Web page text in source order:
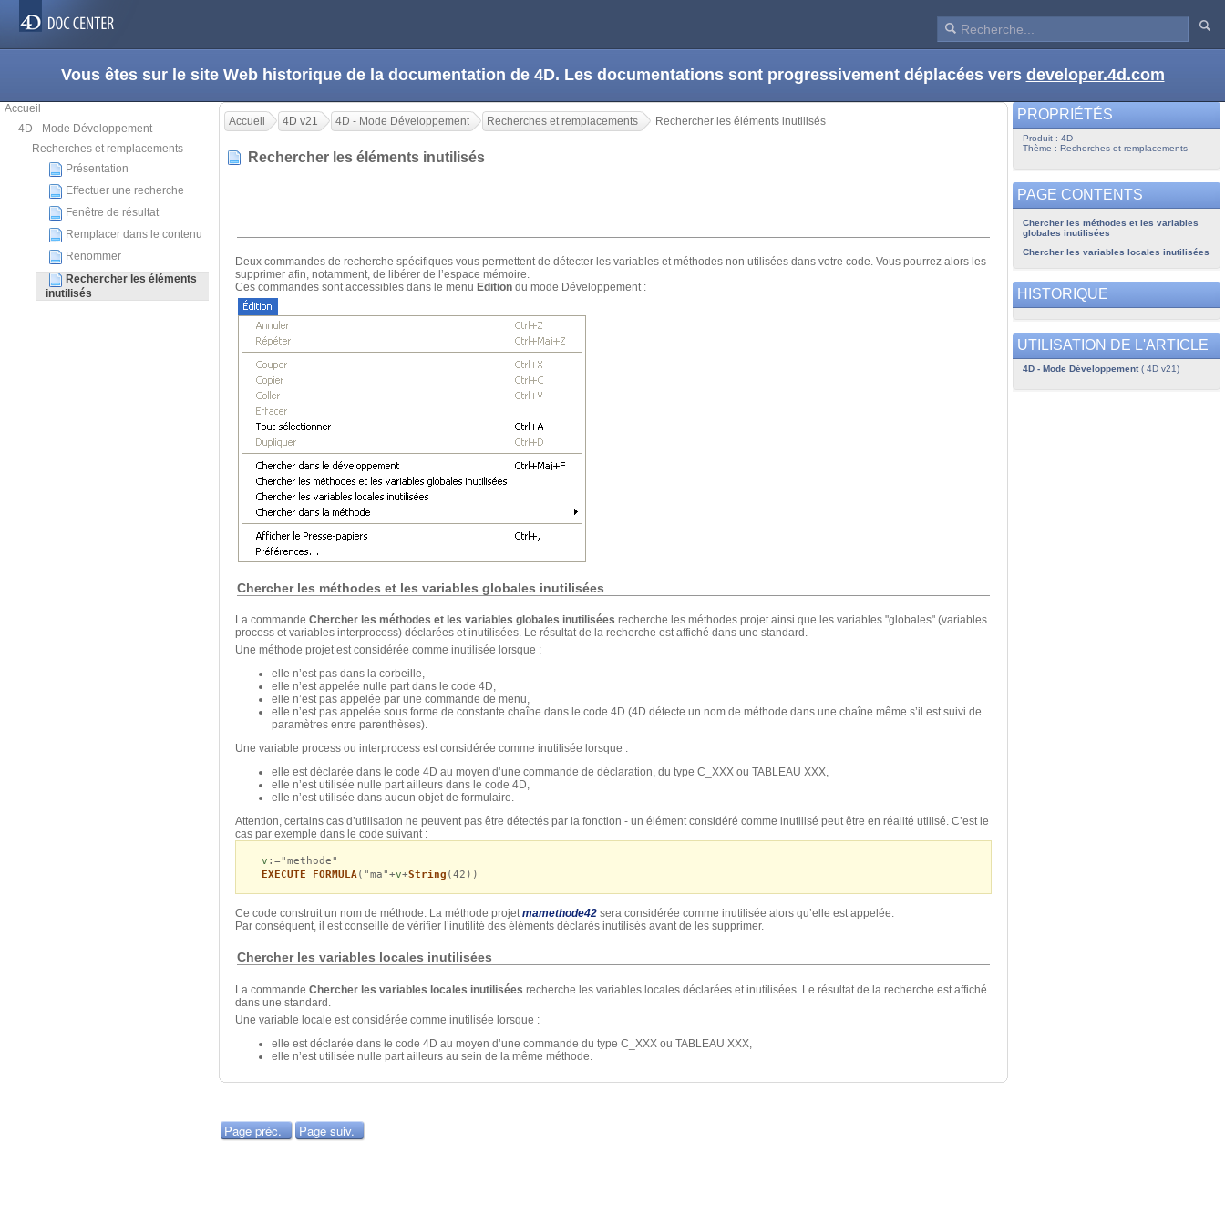
Vous êtes sur le site Web historique de la documentation de 4D. Les documentations sont progressivement déplacées vers developer.4d.com
Accueil
4D - Mode Développement
Recherches et remplacements
Présentation
Effectuer une recherche
Fenêtre de résultat
Remplacer dans le contenu
Renommer
Rechercher les éléments
inutilisés
Accueil 4D v21 4D - Mode Développement Recherches et remplacements Rechercher les éléments inutilisés
Rechercher les éléments inutilisés
Deux commandes de recherche spécifiques vous permettent de détecter les variables et méthodes non utilisées dans votre code. Vous pourrez alors les
supprimer afin, notamment, de libérer de l’espace mémoire.
Ces commandes sont accessibles dans le menu Edition du mode Développement :
Chercher les méthodes et les variables globales inutilisées
La commande Chercher les méthodes et les variables globales inutilisées recherche les méthodes projet ainsi que les variables "globales" (variables
process et variables interprocess) déclarées et inutilisées. Le résultat de la recherche est affiché dans une standard.
Une méthode projet est considérée comme inutilisée lorsque :
elle n’est pas dans la corbeille,
elle n’est appelée nulle part dans le code 4D,
elle n’est pas appelée par une commande de menu,
elle n’est pas appelée sous forme de constante chaîne dans le code 4D (4D détecte un nom de méthode dans une chaîne même s’il est suivi de
paramètres entre parenthèses).
Une variable process ou interprocess est considérée comme inutilisée lorsque :
elle est déclarée dans le code 4D au moyen d’une commande de déclaration, du type C_XXX ou TABLEAU XXX,
elle n’est utilisée nulle part ailleurs dans le code 4D,
elle n’est utilisée dans aucun objet de formulaire.
Attention, certains cas d’utilisation ne peuvent pas être détectés par la fonction - un élément considéré comme inutilisé peut être en réalité utilisé. C’est le
cas par exemple dans le code suivant :
v :="methode"
EXECUTE FORMULA ("ma"+v+String (42))
Ce code construit un nom de méthode. La méthode projetmamethode42 sera considérée comme inutilisée alors qu’elle est appelée.
Par conséquent, il est conseillé de vérifier l’inutilité des éléments déclarés inutilisés avant de les supprimer.
Chercher les variables locales inutilisées
La commande Chercher les variables locales inutilisées recherche les variables locales déclarées et inutilisées. Le résultat de la recherche est affiché
dans une standard.
Une variable locale est considérée comme inutilisée lorsque :
elle est déclarée dans le code 4D au moyen d’une commande du type C_XXX ou TABLEAU XXX,
elle n’est utilisée nulle part ailleurs au sein de la même méthode.
Page préc. Page suiv.
PROPRIÉTÉS
Produit : 4D
Thème : Recherches et remplacements
PAGE CONTENTS
Chercher les méthodes et les variables
globales inutilisées
Chercher les variables locales inutilisées
HISTORIQUE
UTILISATION DE L'ARTICLE
4D - Mode Développement( 4D v21)